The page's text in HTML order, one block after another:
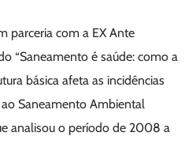
parceria com a EX Ante
“Saneamento é saúde: como a
básica afeta as incidências
Saneamento Ambiental
analisou o período de 2008 a